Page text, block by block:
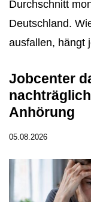
Durchschnitt
Deutschland.
ausfallen, hängt
Jobcenter
Anhörung
05.08.2026